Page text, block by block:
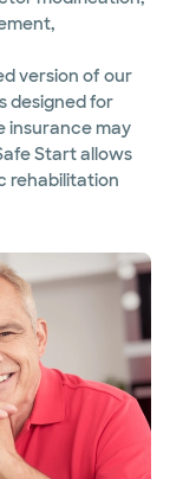
version of our
designed for
insurance may
Start allows
rehabilitation